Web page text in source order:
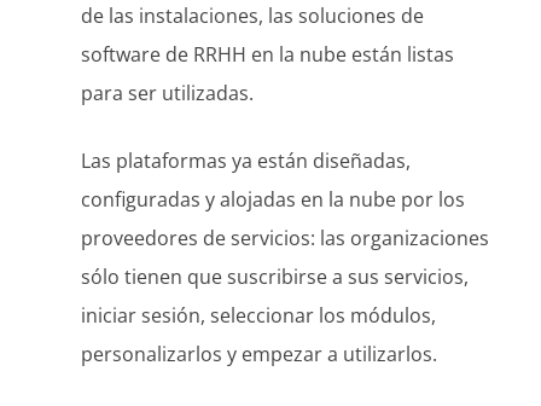
de las instalaciones, las soluciones de
software de RRHH en la nube están listas
para ser utilizadas.
Las plataformas ya están diseñadas,
configuradas y alojadas en la nube por los
proveedores de servicios: las organizaciones
sólo tienen que suscribirse a sus servicios,
iniciar sesión, seleccionar los módulos,
personalizarlos y empezar a utilizarlos.